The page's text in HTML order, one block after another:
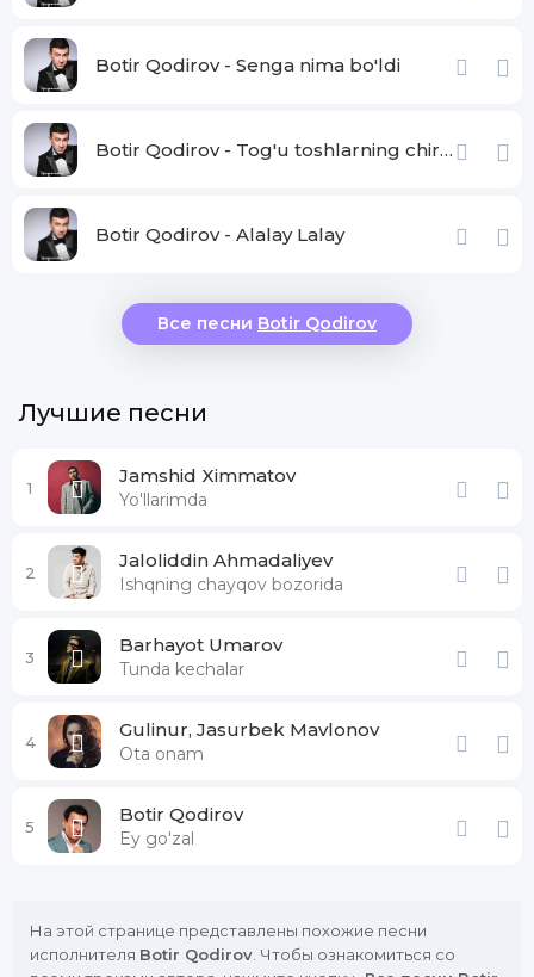
Botir Qodirov - Senga nima bo'ldi
Botir Qodirov - Tog'u toshlarning chiroyi
Botir Qodirov - Alalay Lalay
Все песни Botir Qodirov
Лучшие песни
1
Jamshid Ximmatov
Yo'llarimda
2
Jaloliddin Ahmadaliyev
Ishqning chayqov bozorida
3
Barhayot Umarov
Tunda kechalar
4
Gulinur, Jasurbek Mavlonov
Ota onam
5
Botir Qodirov
Ey go'zal
На этой странице представлены похожие песни
исполнителя Botir Qodirov . Чтобы ознакомиться со